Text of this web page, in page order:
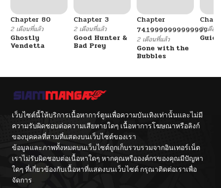
Chapter 80
2 เดือนที่แล้ว
Ghostly
Vendetta
Chapter 3
2 เดือนที่แล้ว
Good Hunter &
Bad Prey
Chapter
74.19999999999999
2 เดือนที่แล้ว
Gone with the
Bubbles
2 เดือน
เว็บไซต์นี้ให้บริการเนื้อหาการ์ตูนเพื่อความบันเทิงเท่านั้นและไม่มี
ความรับผิดชอบต่อความเสียหายใดๆ เนื้อหาการโฆษณาหรือลิงก์
ของบุคคลที่สามที่แสดงบนเว็บไซต์ของเรา
ข้อมูลและภาพทั้งหมดบนเว็บไซต์ถูกเก็บรวบรวมจากอินเทอร์เน็ต
เราไม่รับผิดชอบต่อเนื้อหาใดๆ หากคุณหรือองค์กรของคุณมีปัญหา
ใดๆ ที่เกี่ยวข้องกับเนื้อหาที่แสดงบนเว็บไซต์ กรุณาติดต่อเราเพื่อ
จัดการ